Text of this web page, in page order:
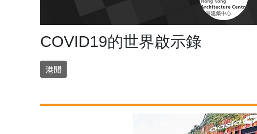
COVID19的世界啟示錄
港聞